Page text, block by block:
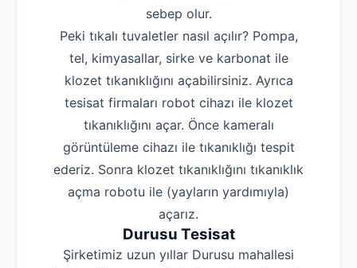
sebep olur.
Peki tıkalı tuvaletler nasıl açılır? Pompa,
tel, kimyasallar, sirke ve karbonat ile
klozet tıkanıklığını açabilirsiniz. Ayrıca
tesisat firmaları robot cihazı ile klozet
tıkanıklığını açar. Önce kameralı
görüntüleme cihazı ile tıkanıklığı tespit
ederiz. Sonra klozet tıkanıklığını tıkanıklık
açma robotu ile (yayların yardımıyla)
açarız.
Durusu Tesisat
Şirketimiz uzun yıllar Durusu mahallesi